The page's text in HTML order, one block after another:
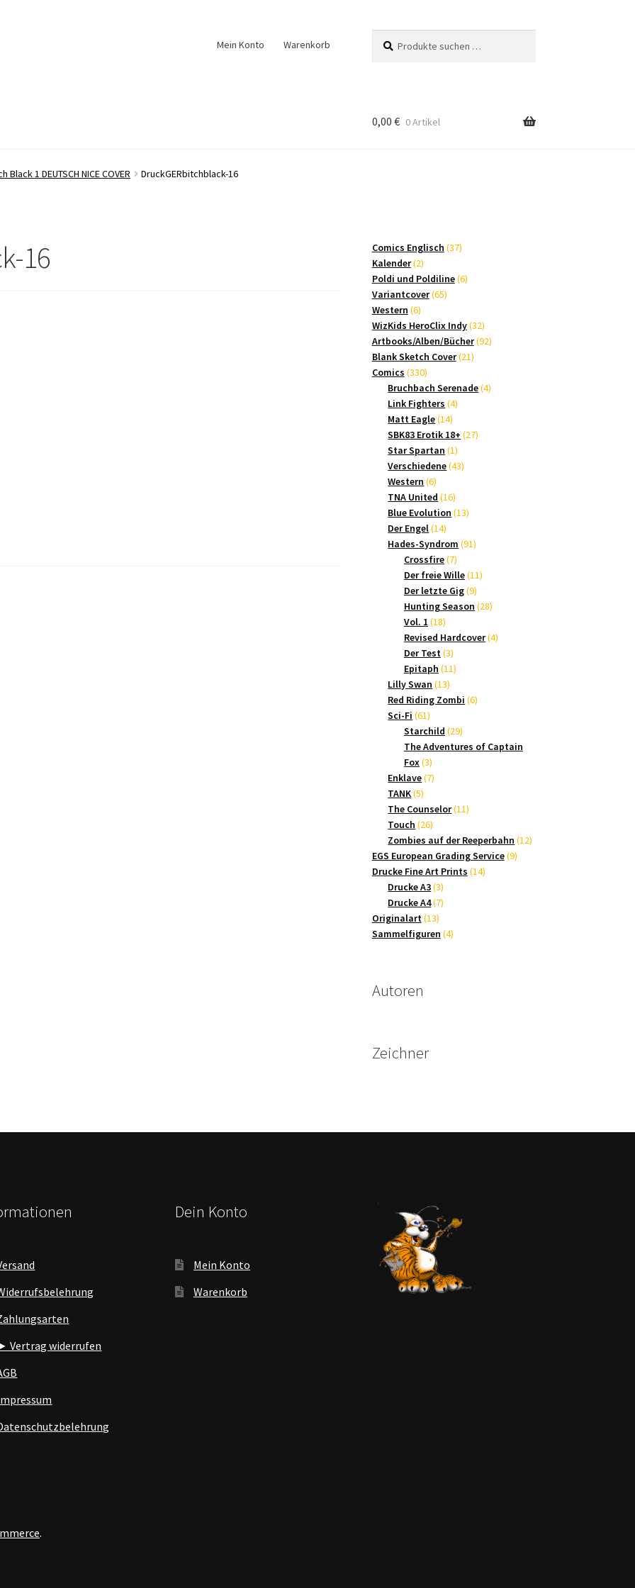
Mein Konto Warenkorb
nach:
0,00 € 0 Artikel
Black 1 DEUTSCH NICE COVER DruckGERbitchblack-16
16 Comics Englisch 3737
Kalender 22
Produkte
Poldi und Poldiline 66
Variantcover 6565
Western 66
Produkte
WizKids HeroClix Indy 3232
Produkte
Artbooks/Alben/Bücher 9292
Blank Sketch Cover 2121
Comics 330330
Produkte
Bruchbach Serenade 44
Link Fighters 44
Matt Eagle 1414
Produkte
SBK83 Erotik 18+ 2727
Star Spartan 11
Produkt
Verschiedene 4343
Western 66
Produkte
TNA United 1616
Produkte
Blue Evolution 1313
Der Engel 1414
Produkte
Hades-Syndrom 9191
Crossfire 77
Produkte
Der freie Wille 1111
Der letzte Gig 99
Produkte
Hunting Season 2828
Vol. 1 1818
Produkte
Revised Hardcover 44
Der Test 33
Produkte
Epitaph 1111
Lilly Swan 1313
Produkte
Red Riding Zombi 66
Sci-Fi 6161
Produkte
Starchild 2929
Produkte
The Adventures of Captain
Fox 33
Produkte
Enklave 77
TANK 55
Produkte
The Counselor 1111
Touch 2626
Produkte
Zombies auf der Reeperbahn 1212
EGS European Grading Service 99
Drucke Fine Art Prints 1414
Drucke A3 33
Produkte
Drucke A4 77
Originalart 1313
Produkte
Sammelfiguren 44
Autoren
Zeichner
Vertrag widerrufen
Dein Konto
Mein Konto
Warenkorb
.